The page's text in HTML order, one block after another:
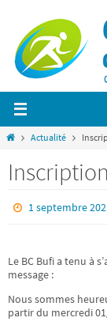
contenu
HomeActualité
1 septembre
Le BC Bufi a tenu à
message :
Nous sommes
partir du mercredi